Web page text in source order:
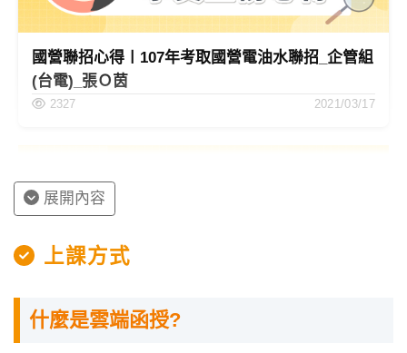
國營聯招心得〡107年考取國營電油水聯招_企管組
(台電)_張Ｏ茵
2327 2021/03/17
(台電)_游O新
展開內容
上課方式
什麼是雲端函授?